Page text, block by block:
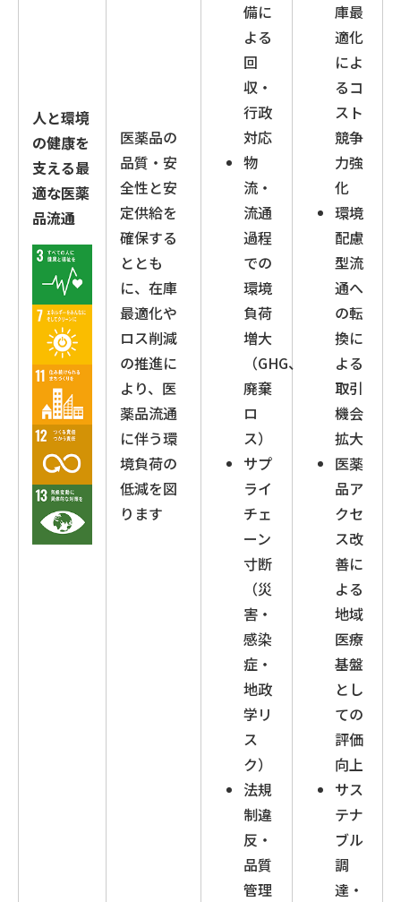
人と環境
の健康を
支える最
適な医薬
品流通
医薬品の
品質・安
全性と安
定供給を
確保する
ととも
に、在庫
最適化や
ロス削減
の推進に
より、医
薬品流通
に伴う環
境負荷の
低減を図
ります
備に
よる
回
収・
行政
対応
物
流・
流通
過程
での
環境
負荷
増大
（GHG、
廃棄
ロ
ス）
サプ
ライ
チェ
ーン
寸断
（災
害・
感染
症・
地政
学リ
ス
ク）
法規
制違
反・
品質
管理
庫最
適化
によ
るコ
スト
競争
力強
化
環境
配慮
型流
通へ
の転
換に
よる
取引
機会
拡大
医薬
品ア
クセ
ス改
善に
よる
地域
医療
基盤
とし
ての
評価
向上
サス
テナ
ブル
調
達・